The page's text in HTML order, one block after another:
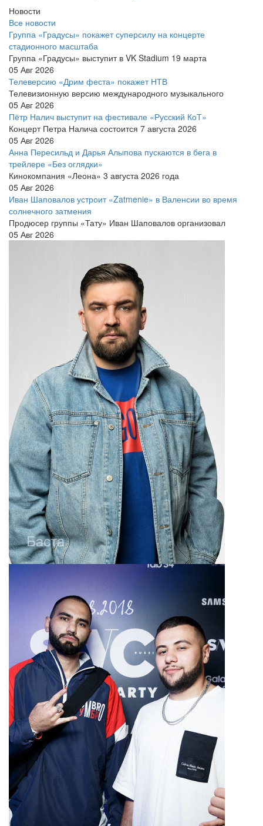
Новости
Все новости
Группа «Градусы» покажет суперсилу на концерте
стадионного масштаба
Группа «Градусы» выступит в VK Stadium 19 марта
05 Авг 2026
Телеверсию «Дрим феста» покажет НТВ
Телевизионную версию международного музыкального
05 Авг 2026
Пётр Налич выступит на фестивале «Русский КоТ»
Концерт Петра Налича состоится 7 августа 2026
05 Авг 2026
Анна Пересильд и Дарья Алыпова пускаются в бега в
трейлере «Без оглядки»
Кинокомпания «Леона» 3 августа 2026 года
05 Авг 2026
Иван Шаповалов устроит «Zatmenie» в Валенсии во время
солнечного затмения
Продюсер группы «Тату» Иван Шаповалов организовал
05 Авг 2026